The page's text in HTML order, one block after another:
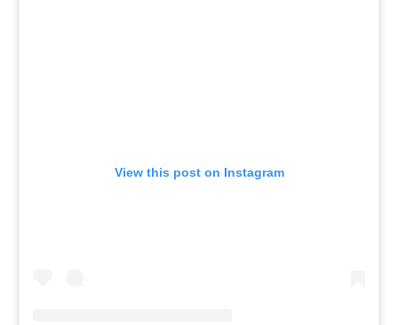
View this post on Instagram